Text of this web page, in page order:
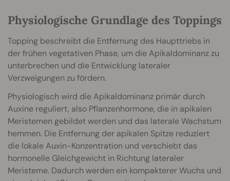
Physiologische Grundlage des Toppings
Topping beschreibt die Entfernung des Haupttriebs in
der frühen vegetativen Phase, um die Apikaldominanz zu
unterbrechen und die Entwicklung lateraler
Verzweigungen zu fördern.
Physiologisch wird die Apikaldominanz primär durch
Auxine reguliert, also Pflanzenhormone, die in apikalen
Meristemen gebildet werden und das laterale Wachstum
hemmen. Die Entfernung der apikalen Spitze reduziert
die lokale Auxin-Konzentration und verschiebt das
hormonelle Gleichgewicht in Richtung lateraler
Meristeme. Dadurch werden ein kompakterer Wuchs und